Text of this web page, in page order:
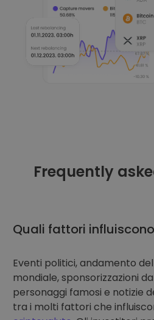
Frequently
Quali fattori
Eventi politici, andamento
mondiale, sponsorizzazioni
personaggi famosi e notizie
tra i molti fattori che